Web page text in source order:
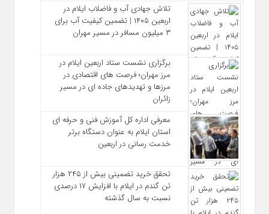
تلاش جهادی آب و فاضلاب ایلام در
اربعین ۱۴۰۵ | تضمین کیفیت آب برای
۳ میلیون مسافر در مسیر مهران
برگزاری نشست ستاد اربعین ایلام در
مرز مهران؛ فرصت‌ های اقتصادی در
مرزها و تهدیدهای جاده‌ ای در مسیر
زائران
معرفی اداره کل آموزش فنی و حرفه‌ ای
استان ایلام به‌ عنوان دستگاه برتر
خدمت‌ رسانی در اربعین
تحقق خرید تضمینی بیش از ۲۴۵ هزار
تن گندم در ایلام با افزایش ۱۷ درصدی
نسبت به سال گذشته